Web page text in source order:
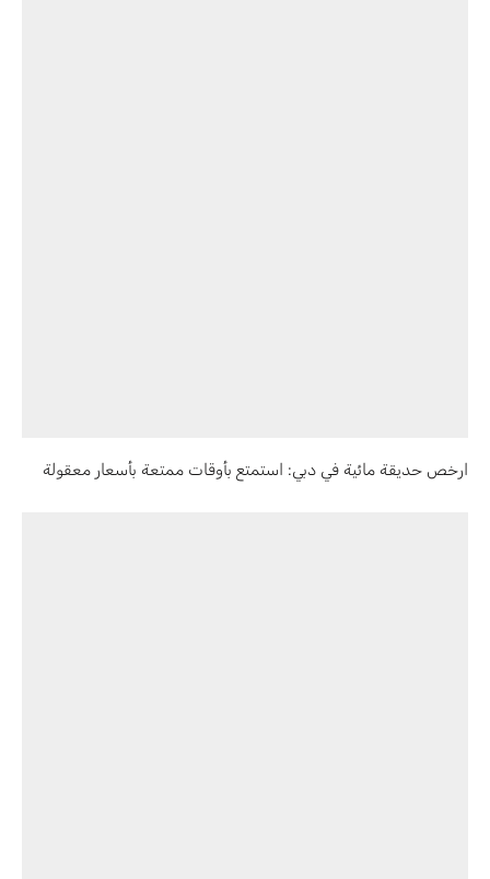
ارخص حديقة مائية في دبي: استمتع بأوقات ممتعة بأسعار معقولة